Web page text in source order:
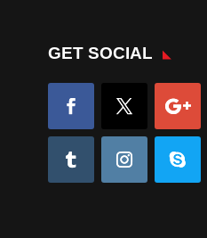
GET SOCIAL